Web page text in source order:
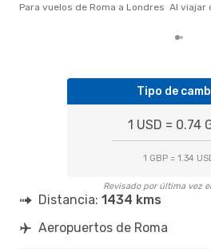
Para vuelos de Roma a Londres Al
Tipo de
1 USD = 0.74
1 GBP = 1.34
Revisado por última vez
Distancia: 1434 kms
Aeropuertos de Roma